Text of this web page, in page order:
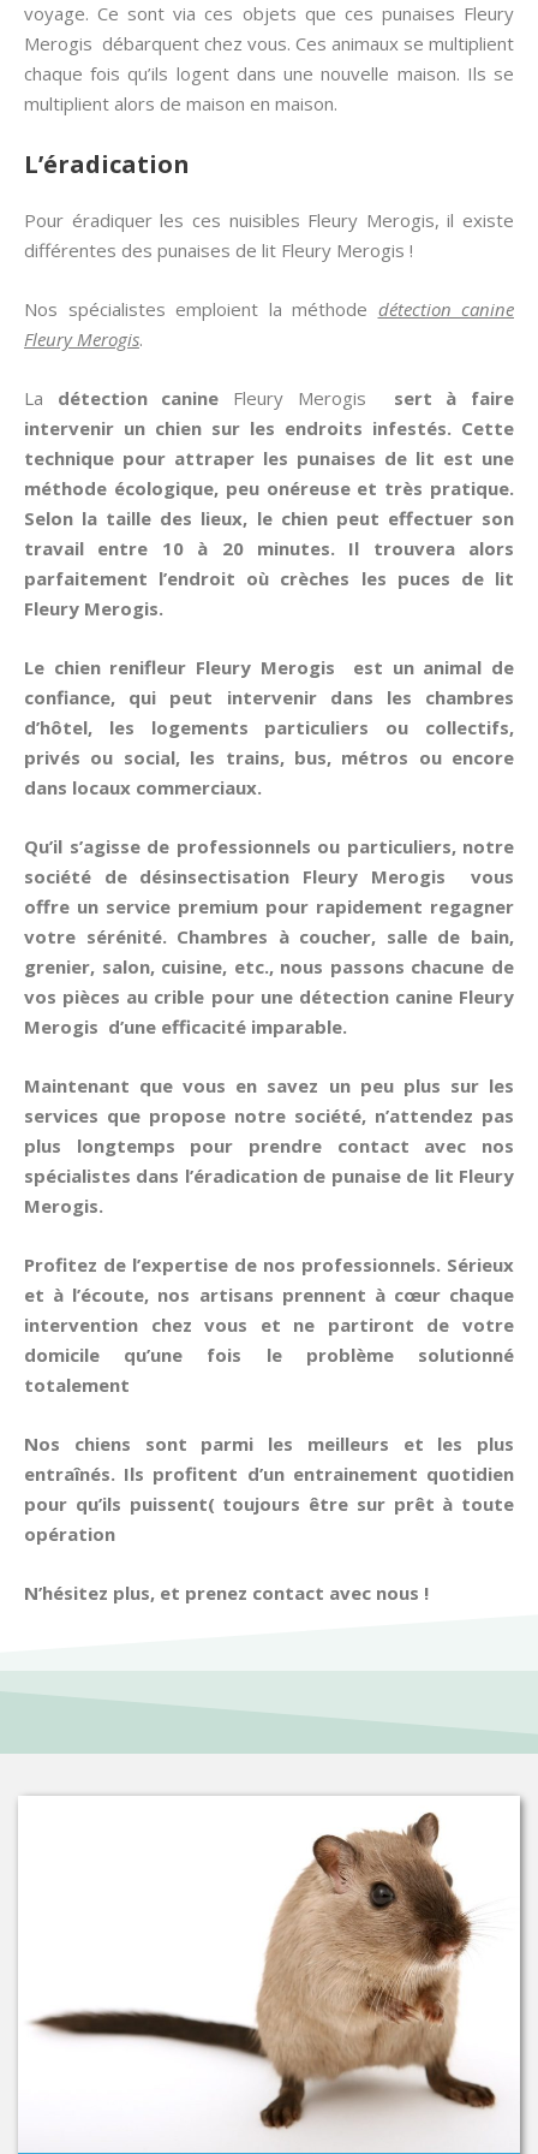
voyage. Ce sont via ces objets que ces punaises Fleury
Merogis débarquent chez vous. Ces animaux se multiplient
chaque fois qu’ils logent dans une nouvelle maison. Ils se
multiplient alors de maison en maison.
L’éradication
Pour éradiquer les ces nuisibles Fleury Merogis, il existe
différentes des punaises de lit Fleury Merogis !
Nos spécialistes emploient la méthode détection canine
Fleury Merogis.
La détection canine Fleury Merogis sert à faire
intervenir un chien sur les endroits infestés. Cette
technique pour attraper les punaises de lit est une
méthode écologique, peu onéreuse et très pratique.
Selon la taille des lieux, le chien peut effectuer son
travail entre 10 à 20 minutes. Il trouvera alors
parfaitement l’endroit où crèches les puces de lit
Fleury Merogis.
Le chien renifleur Fleury Merogis est un animal de
confiance, qui peut intervenir dans les chambres
d’hôtel, les logements particuliers ou collectifs,
privés ou social, les trains, bus, métros ou encore
dans locaux commerciaux.
Qu’il s’agisse de professionnels ou particuliers, notre
société de désinsectisation Fleury Merogis vous
offre un service premium pour rapidement regagner
votre sérénité. Chambres à coucher, salle de bain,
grenier, salon, cuisine, etc., nous passons chacune de
vos pièces au crible pour une détection canineFleury
Merogis d’une efficacité imparable.
Maintenant que vous en savez un peu plus sur les
services que propose notre société, n’attendez pas
plus longtemps pour prendre contact avec nos
spécialistes dans l’éradication de punaise de lit Fleury
Merogis.
Profitez de l’expertise de nos professionnels. Sérieux
et à l’écoute, nos artisans prennent à cœur chaque
intervention chez vous et ne partiront de votre
domicile qu’une fois le problème solutionné
totalement
Nos chiens sont parmi les meilleurs et les plus
entraînés. Ils profitent d’un entrainement quotidien
pour qu’ils puissent( toujours être sur prêt à toute
opération
N’hésitez plus, et prenez contact avec nous !